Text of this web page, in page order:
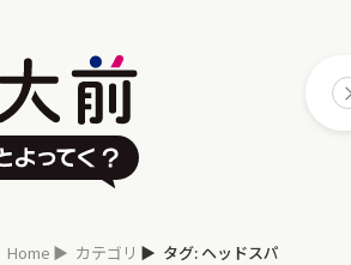
Home カテゴリ タグ: ヘッドスパ